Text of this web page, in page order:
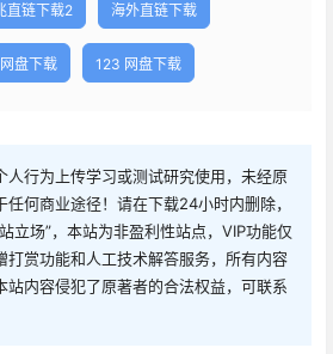
直链下载2 海外直链下载
盘下载 123 网盘下载
人行为上传学习或测试研究使用，未经原
何商业途径！请在下载24小时内删除，
立场”，本站为非盈利性站点，VIP功能仅
打赏功能和人工技术解答服务，所有内容
站内容侵犯了原著者的合法权益，可联系